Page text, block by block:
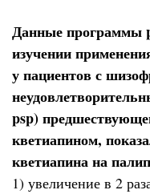
Данные программы
изучении
у пациентов с
psp)
кветиапином,
кветиапина на
1) увеличение в 2